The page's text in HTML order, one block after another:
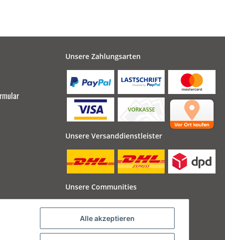
Unsere Zahlungsarten
Unsere Versanddienstleister
Unsere Communities
Alle akzeptieren